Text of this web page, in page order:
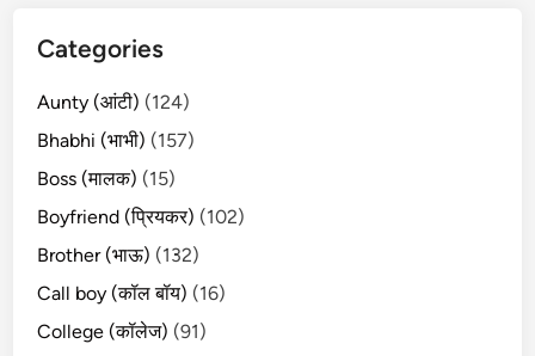
Categories
Aunty (आंटी) (124)
Bhabhi (भाभी) (157)
Boss (मालक) (15)
Boyfriend (प्रियकर) (102)
Brother (भाऊ) (132)
Call boy (कॉल बॉय) (16)
College (कॉलेज) (91)